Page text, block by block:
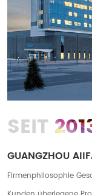
SEIT
GUANGZHOU
Firmenphilosophie